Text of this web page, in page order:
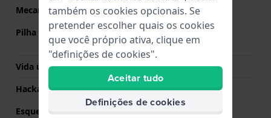
Mecanismo
Quartzo
Pilha
Pilha Renata R377 377 /
SR626SW / SG4
Vida útil da pilha
36 meses
Hackable
Sim
Esqueletizado
também os cookies opcionais. Se
pretender escolher quais os cookies
que você próprio ativa, clique em
"definições de cookies".
Aceitar tudo
Definições de cookies